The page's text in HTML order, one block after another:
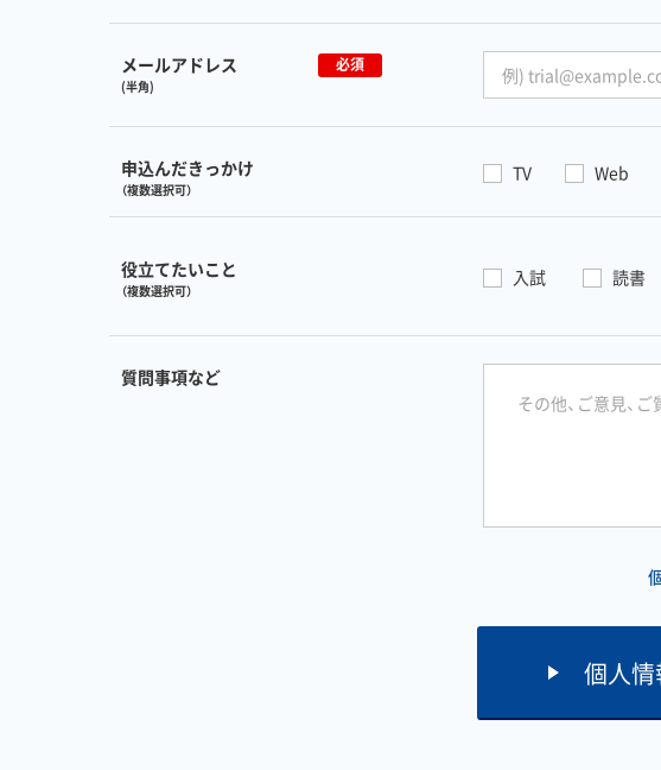
メールアドレス
(半角)
必須
申込んだきっかけ
（複数選択可）
TV Web
役立てたいこと
（複数選択可）
入試 読書
質問事項など